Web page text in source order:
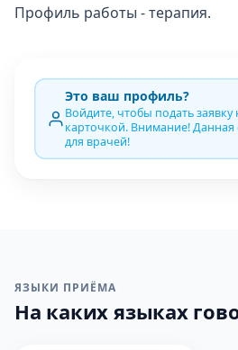
Профиль работы - терапия.
Это ваш профиль?
Войдите, чтобы подать заявку
карточкой. Внимание! Данная
для врачей!
ЯЗЫКИ ПРИЁМА
На каких языках